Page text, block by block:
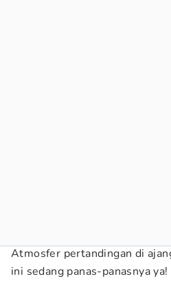
Atmosfer pertandingan di
ini sedang panas-panasnya